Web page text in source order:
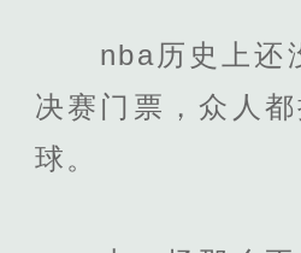
nba历史上还没
决赛门票，众人
球。